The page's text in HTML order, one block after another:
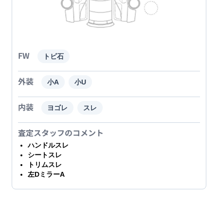
FW トビ石
外装 小A 小U
内装 ヨゴレ スレ
査定スタッフのコメント
ハンドルスレ
シートスレ
トリムスレ
左DミラーA